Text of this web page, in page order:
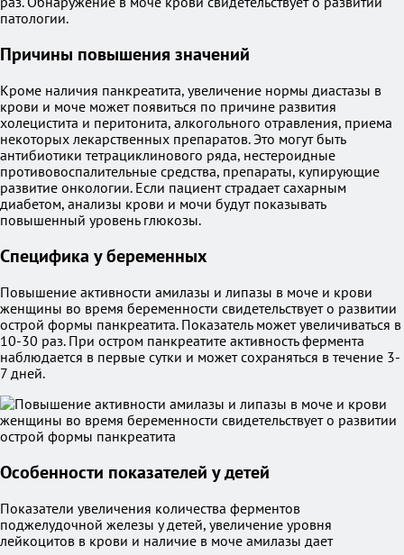
патологии.
Причины повышения значений
Кроме наличия панкреатита, увеличение нормы диастазы в
крови и моче может появиться по причине развития
холецистита и перитонита, алкогольного отравления, приема
некоторых лекарственных препаратов. Это могут быть
антибиотики тетрациклинового ряда, нестероидные
противовоспалительные средства, препараты, купирующие
развитие онкологии. Если пациент страдает сахарным
диабетом, анализы крови и мочи будут показывать
повышенный уровень глюкозы.
Специфика у беременных
Повышение активности амилазы и липазы в моче и крови
женщины во время беременности свидетельствует о развитии
острой формы панкреатита. Показатель может увеличиваться в
10-30 раз. При остром панкреатите активность фермента
наблюдается в первые сутки и может сохраняться в течение 3-
7 дней.
Особенности показателей у детей
Показатели увеличения количества ферментов
поджелудочной железы у детей, увеличение уровня
лейкоцитов в крови и наличие в моче амилазы дает